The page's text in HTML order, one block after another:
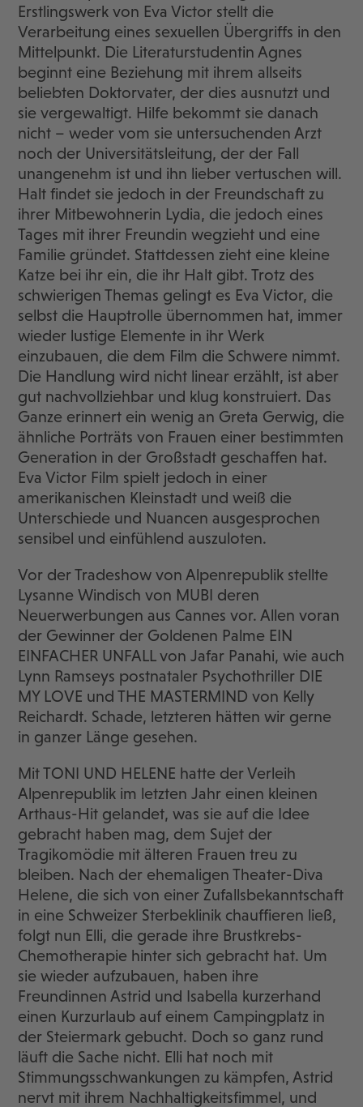
Erstlingswerk von Eva Victor stellt die
Verarbeitung eines sexuellen Übergriffs in den
Mittelpunkt. Die Literaturstudentin Agnes
beginnt eine Beziehung mit ihrem allseits
beliebten Doktorvater, der dies ausnutzt und
sie vergewaltigt. Hilfe bekommt sie danach
nicht – weder vom sie untersuchenden Arzt
noch der Universitätsleitung, der der Fall
unangenehm ist und ihn lieber vertuschen will.
Halt findet sie jedoch in der Freundschaft zu
ihrer Mitbewohnerin Lydia, die jedoch eines
Tages mit ihrer Freundin wegzieht und eine
Familie gründet. Stattdessen zieht eine kleine
Katze bei ihr ein, die ihr Halt gibt. Trotz des
schwierigen Themas gelingt es Eva Victor, die
selbst die Hauptrolle übernommen hat, immer
wieder lustige Elemente in ihr Werk
einzubauen, die dem Film die Schwere nimmt.
Die Handlung wird nicht linear erzählt, ist aber
gut nachvollziehbar und klug konstruiert. Das
Ganze erinnert ein wenig an Greta Gerwig, die
ähnliche Porträts von Frauen einer bestimmten
Generation in der Großstadt geschaffen hat.
Eva Victor Film spielt jedoch in einer
amerikanischen Kleinstadt und weiß die
Unterschiede und Nuancen ausgesprochen
sensibel und einfühlend auszuloten.
Vor der Tradeshow von Alpenrepublik stellte
Lysanne Windisch von MUBI deren
Neuerwerbungen aus Cannes vor. Allen voran
der Gewinner der Goldenen Palme EIN
EINFACHER UNFALL von Jafar Panahi, wie auch
Lynn Ramseys postnataler Psychothriller DIE
MY LOVE und THE MASTERMIND von Kelly
Reichardt. Schade, letzteren hätten wir gerne
in ganzer Länge gesehen.
Mit TONI UND HELENE hatte der Verleih
Alpenrepublik im letzten Jahr einen kleinen
Arthaus-Hit gelandet, was sie auf die Idee
gebracht haben mag, dem Sujet der
Tragikomödie mit älteren Frauen treu zu
bleiben. Nach der ehemaligen Theater-Diva
Helene, die sich von einer Zufallsbekanntschaft
in eine Schweizer Sterbeklinik chauffieren ließ,
folgt nun Elli, die gerade ihre Brustkrebs-
Chemotherapie hinter sich gebracht hat. Um
sie wieder aufzubauen, haben ihre
Freundinnen Astrid und Isabella kurzerhand
einen Kurzurlaub auf einem Campingplatz in
der Steiermark gebucht. Doch so ganz rund
läuft die Sache nicht. Elli hat noch mit
Stimmungsschwankungen zu kämpfen, Astrid
nervt mit ihrem Nachhaltigkeitsfimmel, und